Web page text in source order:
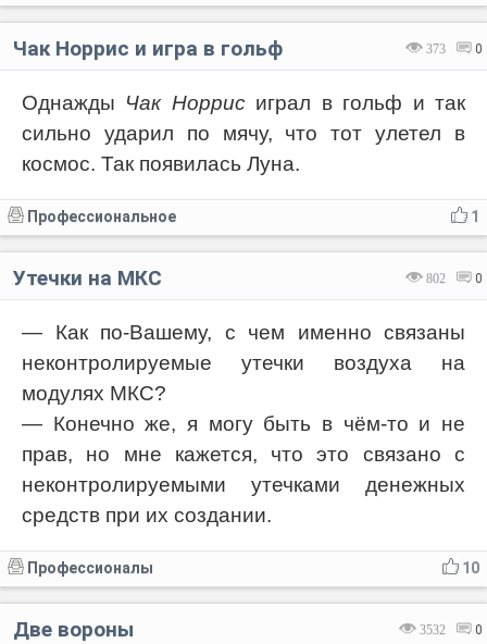
373 0
Чак Норрис и игра в гольф
Однажды Чак Норрисиграл в гольф и так
сильно ударил по мячу, что тот улетел в
космос. Так появилась Луна.
1
Профессиональное
802 0
Утечки на МКС
— Как по-Вашему, с чем именно связаны
неконтролируемые утечки воздуха на
модулях МКС?
— Конечно же, я могу быть в чём-то и не
прав, но мне кажется, что это связано с
неконтролируемыми утечками денежных
средств при их создании.
10
Профессионалы
3532 0
Две вороны